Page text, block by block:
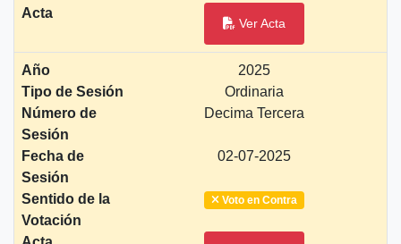
Acta
Ver Acta
Año
2025
Tipo de Sesión
Ordinaria
Número de
Sesión
Decima Tercera
Fecha de
Sesión
02-07-2025
Sentido de la
Votación
Voto en Contra